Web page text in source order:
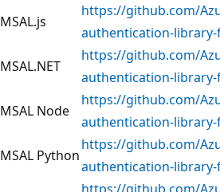
MSAL.js
https://github.com/
authentication-
MSAL.NET
https://github.com/
authentication-
MSAL Node
https://github.com/
authentication-
MSAL Python
https://github.com/
authentication-
https://github.com/